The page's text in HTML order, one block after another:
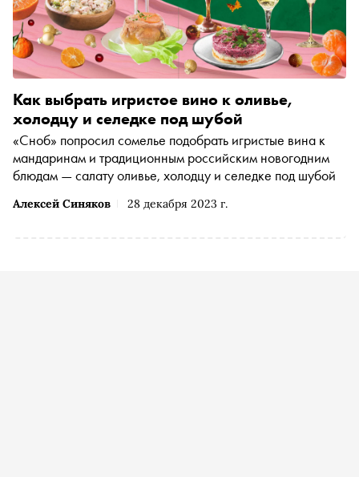
Алексей Синяков 28 декабря 2023 г.
Как выбрать игристое вино к оливье,
холодцу и селедке под шубой
«Сноб» попросил сомелье подобрать игристые вина к
мандаринам и традиционным российским новогодним
блюдам — салату оливье, холодцу и селедке под шубой